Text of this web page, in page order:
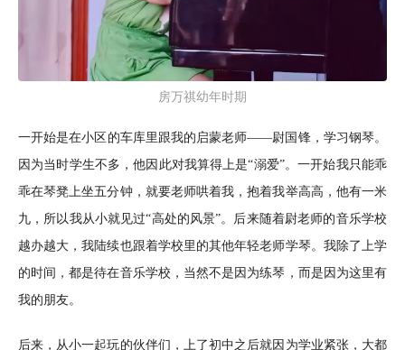
房万祺幼年时期
一开始是在小区的车库里跟我的启蒙老师——尉国锋，学习钢琴。
因为当时学生不多，他因此对我算得上是“溺爱”。一开始我只能乖
乖在琴凳上坐五分钟，就要老师哄着我，抱着我举高高，他有一米
九，所以我从小就见过“高处的风景”。后来随着尉老师的音乐学校
越办越大，我陆续也跟着学校里的其他年轻老师学琴。我除了上学
的时间，都是待在音乐学校，当然不是因为练琴，而是因为这里有
我的朋友。
后来，从小一起玩的伙伴们，上了初中之后就因为学业紧张，大都